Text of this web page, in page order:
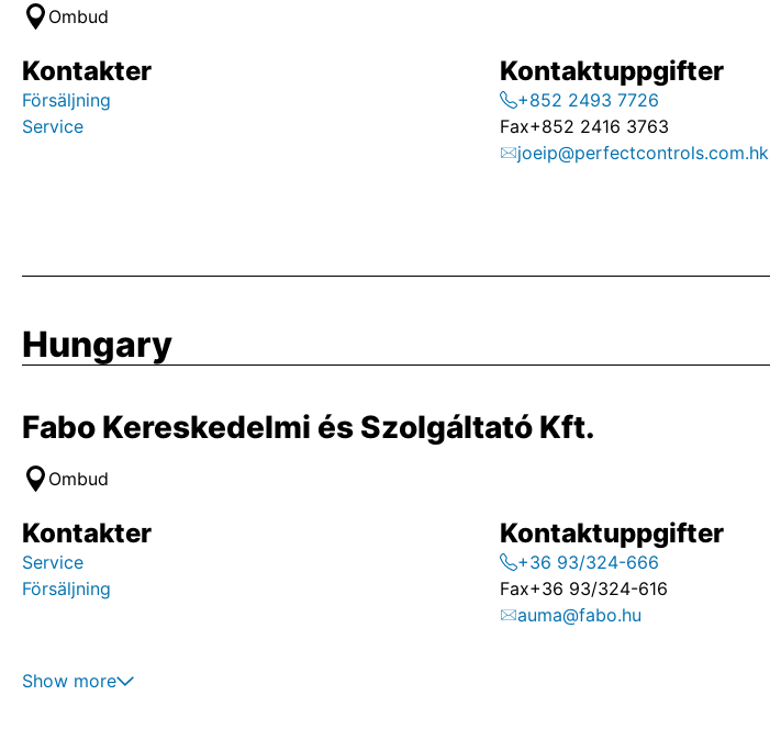
Ombud
Kontakter
Försäljning
Service
Kontaktuppgifter
+852 2493 7726
Fax+852 2416 3763
joeip@perfectcontrols.com.hk
Hungary
Fabo Kereskedelmi és Szolgáltató Kft.
Ombud
Kontakter
Service
Försäljning
Kontaktuppgifter
+36 93/324-666
Fax+36 93/324-616
auma@fabo.hu
Show more